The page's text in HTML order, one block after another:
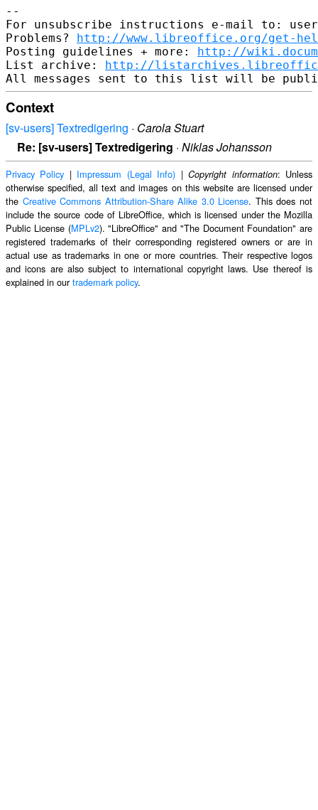
--
For unsubscribe instructions e-mail to:
Problems? http://www.libreoffice.org/get-
Posting guidelines + more: http://
List archive: http://
Context
[sv-users] Textredigering · Carola Stuart
Re: [sv-users] Textredigering · Niklas Johansson
Privacy Policy | Impressum (Legal Info) |Copyright information: Unless
otherwise specified, all text and images on this website are licensed under
the Creative Commons Attribution-Share Alike 3.0 License. This does not
include the source code of LibreOffice, which is licensed under the Mozilla
Public License (MPLv2). "LibreOffice" and "The Document Foundation" are
registered trademarks of their corresponding registered owners or are in
actual use as trademarks in one or more countries. Their respective logos
and icons are also subject to international copyright laws. Use thereof is
explained in ourtrademark policy.